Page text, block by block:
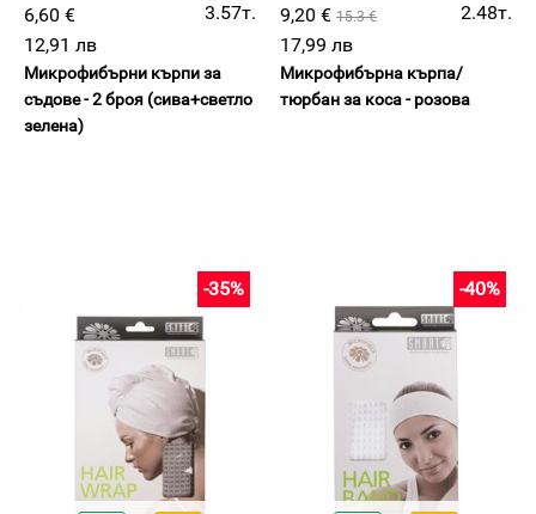
6,60 €
3.57т.
12,91 лв
Микрофибърни кърпи за
съдове - 2 броя (сива+светло
зелена)
9,20 € 15.3 €
2.48т.
17,99 лв
Микрофибърна кърпа/
тюрбан за коса - розова
-35% -40%